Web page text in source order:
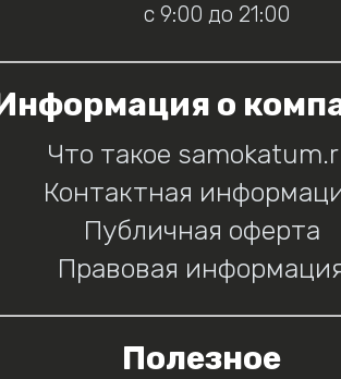
с 9:00 до 21:00
о
Что такое
Контактная
Публичная оферта
Правовая
Полезное